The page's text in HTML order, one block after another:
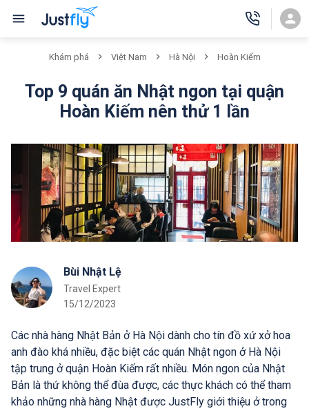
Khám phá Việt Nam Hà Nội Hoàn Kiếm
Top 9 quán ăn Nhật ngon tại quận
Hoàn Kiếm nên thử 1 lần
Bùi Nhật Lệ
Travel Expert
15/12/2023
Các nhà hàng Nhật Bản ở Hà Nội dành cho tín đồ xứ xở hoa
anh đào khá nhiều, đặc biệt các quán Nhật ngon ở Hà Nội
tập trung ở quận Hoàn Kiếm rất nhiều. Món ngon của Nhật
Bản là thứ không thể đùa được, các thực khách có thể tham
khảo những nhà hàng Nhật được JustFly giới thiệu ở trong